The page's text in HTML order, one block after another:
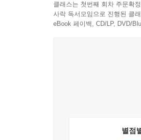
클래스는 첫번째 회차 주문확
사락 독서모임으로 진행된 클
eBook 페이백, CD/LP, DVD/
별점